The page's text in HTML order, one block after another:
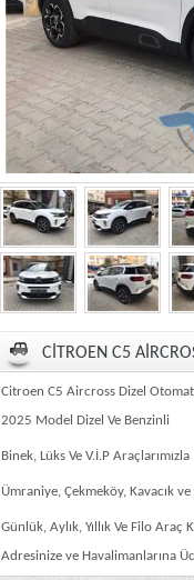
CİTROEN C5
Citroen C5 Aircross Dizel
2025 Model Dizel Ve Benzinli
Binek, Lüks Ve V.İ.P Araçlarımızla
Ümraniye, Çekmeköy, Kavacık
Günlük, Aylık, Yıllık Ve Filo
Adresinize ve Havalimanlarına